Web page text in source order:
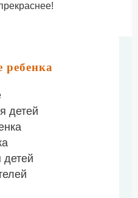
ребенка
детей